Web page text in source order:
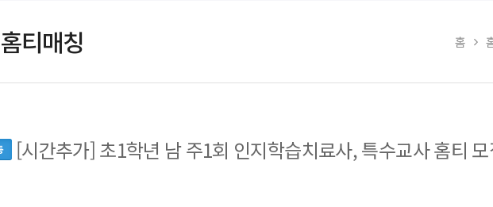
티매칭 홈
[시간추가] 초1학년 남 주1회 인지학습치료사, 특수교사 홈티 모